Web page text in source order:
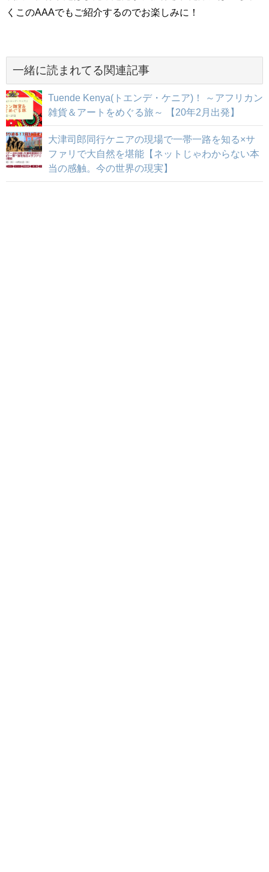
くこのAAAでもご紹介するのでお楽しみに！
一緒に読まれてる関連記事
Tuende Kenya(トエンデ・ケニア)！ ～アフリカン
雑貨＆アートをめぐる旅～ 【20年2月出発】
大津司郎同行ケニアの現場で一帯一路を知る×サ
ファリで大自然を堪能【ネットじゃわからない本
当の感触。今の世界の現実】